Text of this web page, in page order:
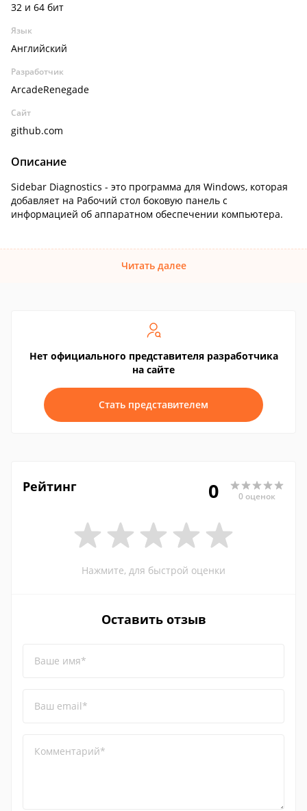
32 и 64 бит
Язык
Английский
Разработчик
ArcadeRenegade
Сайт
github.com
Описание
Sidebar Diagnostics - это программа для Windows, которая
добавляет на Рабочий стол боковую панель с
информацией об аппаратном обеспечении компьютера.
Читать далее
Нет официального представителя разработчика
на сайте
Стать представителем
Рейтинг 0 0 оценок
Нажмите, для быстрой оценки
Оставить отзыв
Ваше имя*
Ваш email*
Комментарий*